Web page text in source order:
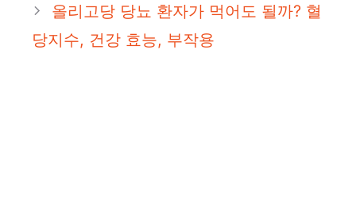
올리고당 당뇨 환자가 먹어도 될까? 혈
당지수, 건강 효능, 부작용